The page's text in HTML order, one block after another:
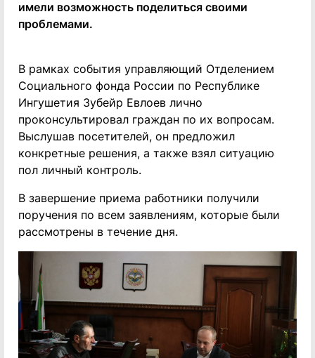
имели возможность поделиться своими
проблемами.
В рамках события управляющий Отделением
Социального фонда России по Республике
Ингушетия Зубейр Евлоев лично
проконсультировал граждан по их вопросам.
Выслушав посетителей, он предложил
конкретные решения, а также взял ситуацию
пол личный контроль.
В завершение приема работники получили
поручения по всем заявлениям, которые были
рассмотрены в течение дня.